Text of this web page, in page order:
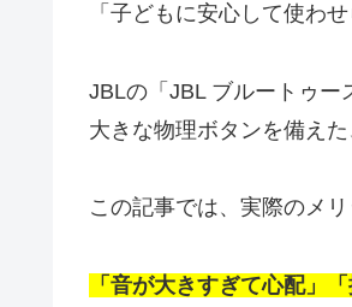
「子どもに安心して使わ
JBLの「JBL ブルートゥー
大きな物理ボタンを備え
この記事では、実際のメ
「音が大きすぎて心配」